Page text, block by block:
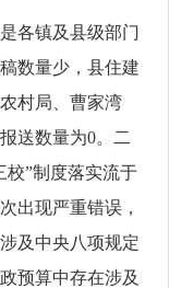
各镇及县级部门
数量少，县住建
村局、曹家湾
送数量为0。二
校”制度落实流于
出现严重错误，
及中央八项规定
预算中存在涉及